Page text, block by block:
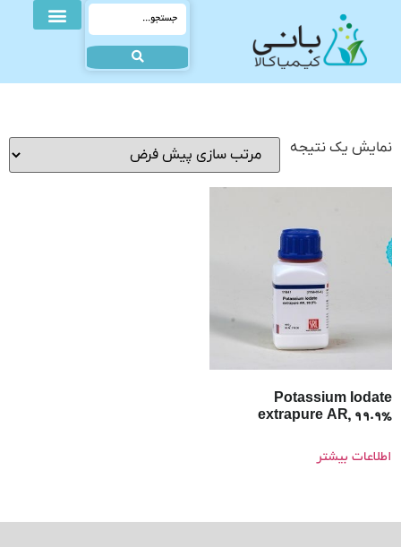
نمایش یک نتیجه
Potassium Iodate
extrapure AR, 99.9%
اطلاعات بیشتر